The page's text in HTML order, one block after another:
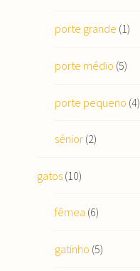
porte grande (1)
porte médio (5)
porte pequeno (4)
sénior (2)
gatos(10)
fêmea (6)
gatinho (5)